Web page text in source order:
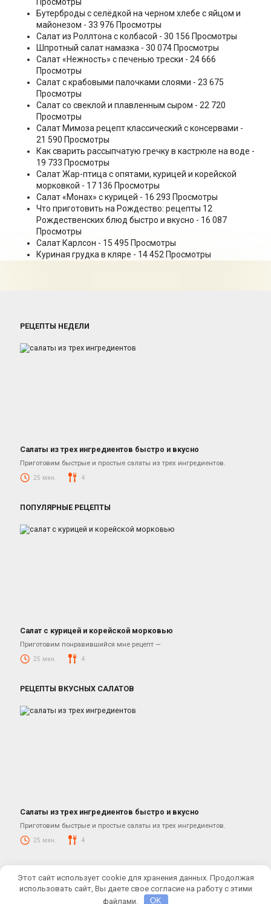
Бутерброды с селёдкой на черном хлебе с яйцом и
майонезом - 33 976 Просмотры
Салат из Роллтона с колбасой - 30 156 Просмотры
Шпротный салат намазка - 30 074 Просмотры
Салат «Нежность» с печенью трески - 24 666
Просмотры
Салат с крабовыми палочками слоями - 23 675
Просмотры
Салат со свеклой и плавленным сыром - 22 720
Просмотры
Салат Мимоза рецепт классический с консервами -
21 590 Просмотры
Как сварить рассыпчатую гречку в кастрюле на воде -
19 733 Просмотры
Салат Жар-птица с опятами, курицей и корейской
морковкой - 17 136 Просмотры
Салат «Монах» с курицей - 16 293 Просмотры
Что приготовить на Рождество: рецепты 12
Рождественских блюд быстро и вкусно - 16 087
Просмотры
Салат Карлсон - 15 495 Просмотры
Куриная грудка в кляре - 14 452 Просмотры
РЕЦЕПТЫ НЕДЕЛИ
Салаты
Салаты из трех ингредиентов быстро и вкусно
Приготовим быстрые и простые салаты из трех ингредиентов.
25 мин. 4
ПОПУЛЯРНЫЕ РЕЦЕПТЫ
Салаты с корейской морковкой
Салат с курицей и корейской морковью
Приготовим понравившийся мне рецепт —
25 мин. 4
РЕЦЕПТЫ ВКУСНЫХ САЛАТОВ
Салаты
Салаты из трех ингредиентов быстро и вкусно
Приготовим быстрые и простые салаты из трех ингредиентов.
25 мин. 4
Купить кулинарную тему:Cook It
Этот сайт использует cookie для хранения данных. Продолжая
использовать сайт, Вы даете свое согласие на работу с этими
файлами.
OK